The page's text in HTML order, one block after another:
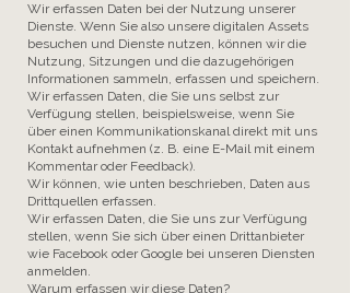
Wir erfassen Daten bei der Nutzung unserer
Dienste. Wenn Sie also unsere digitalen Assets
besuchen und Dienste nutzen, können wir die
Nutzung, Sitzungen und die dazugehörigen
Informationen sammeln, erfassen und speichern.
Wir erfassen Daten, die Sie uns selbst zur
Verfügung stellen, beispielsweise, wenn Sie
über einen Kommunikationskanal direkt mit uns
Kontakt aufnehmen (z. B. eine E-Mail mit einem
Kommentar oder Feedback).
Wir können, wie unten beschrieben, Daten aus
Drittquellen erfassen.
Wir erfassen Daten, die Sie uns zur Verfügung
stellen, wenn Sie sich über einen Drittanbieter
wie Facebook oder Google bei unseren Diensten
anmelden.
Warum erfassen wir diese Daten?